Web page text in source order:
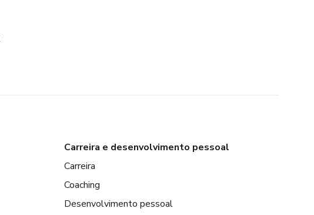
Carreira e desenvolvimento pessoal
Carreira
Coaching
Desenvolvimento pessoal